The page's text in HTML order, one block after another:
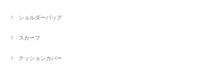
ショルダーバッグ
スカーフ
クッションカバー